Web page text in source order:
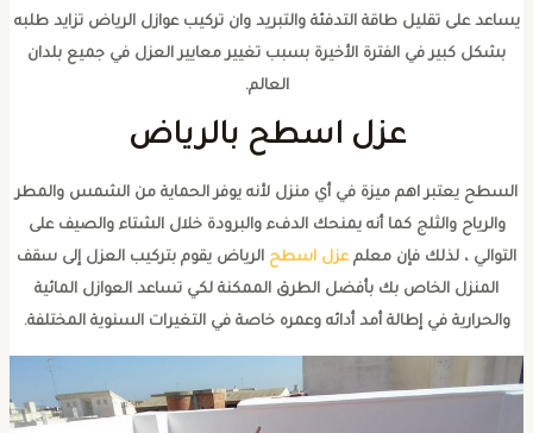
يساعد على تقليل طاقة التدفئة والتبريد وان تركيب عوازل الرياض تزايد طلبه
بشكل كبير في الفترة الأخيرة بسبب تغيير معايير العزل في جميع بلدان
العالم.
عزل اسطح بالرياض
السطح يعتبر اهم ميزة في أي منزل لأنه يوفر الحماية من الشمس والمطر
والرياح والثلج كما أنه يمنحك الدفء والبرودة خلال الشتاء والصيف على
التوالي ، لذلك فإن معلمعزل اسطحالرياض يقوم بتركيب العزل إلى سقف
المنزل الخاص بك بأفضل الطرق الممكنة لكي تساعد العوازل المائية
والحرارية في إطالة أمد أدائه وعمره خاصة في التغيرات السنوية المختلفة.